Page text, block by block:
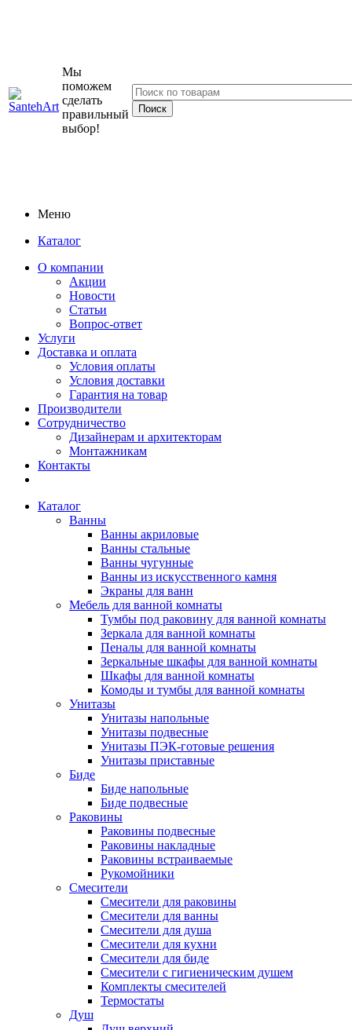
Мы
поможем
сделать
правильный
выбор!
Меню
Каталог
О компании
Акции
Новости
Статьи
Вопрос-ответ
Услуги
Доставка и оплата
Условия оплаты
Условия доставки
Гарантия на товар
Производители
Сотрудничество
Дизайнерам и архитекторам
Монтажникам
Контакты
Каталог
Ванны
Ванны акриловые
Ванны стальные
Ванны чугунные
Ванны из искусственного камня
Экраны для ванн
Мебель для ванной комнаты
Тумбы под раковину для ванной комнаты
Зеркала для ванной комнаты
Пеналы для ванной комнаты
Зеркальные шкафы для ванной комнаты
Шкафы для ванной комнаты
Комоды и тумбы для ванной комнаты
Унитазы
Унитазы напольные
Унитазы подвесные
Унитазы ПЭК-готовые решения
Унитазы приставные
Биде
Биде напольные
Биде подвесные
Раковины
Раковины подвесные
Раковины накладные
Раковины встраиваемые
Рукомойники
Смесители
Смесители для раковины
Смесители для ванны
Смесители для душа
Смесители для кухни
Смесители для биде
Смесители с гигиеническим душем
Комплекты смесителей
Термостаты
Душ